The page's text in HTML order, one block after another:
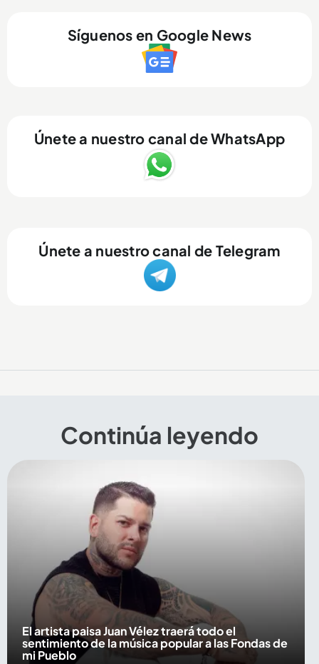
Síguenos en Google News
Únete a nuestro canal de WhatsApp
Únete a nuestro canal de Telegram
Continúa leyendo
El artista paisa Juan Vélez traerá todo el
sentimiento de la música popular a las Fondas de
mi Pueblo